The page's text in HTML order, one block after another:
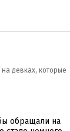
девках, которые
обращали на